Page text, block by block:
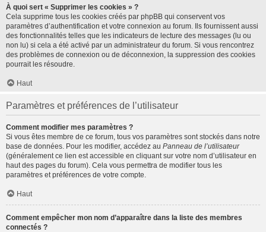
À quoi sert « Supprimer les cookies » ?
Cela supprime tous les cookies créés par phpBB qui conservent vos
paramètres d’authentification et votre connexion au forum. Ils fournissent aussi
des fonctionnalités telles que les indicateurs de lecture des messages (lu ou
non lu) si cela a été activé par un administrateur du forum. Si vous rencontrez
des problèmes de connexion ou de déconnexion, la suppression des cookies
pourrait les résoudre.
Haut
Paramètres et préférences de l’utilisateur
Comment modifier mes paramètres ?
Si vous êtes membre de ce forum, tous vos paramètres sont stockés dans notre
base de données. Pour les modifier, accédez au Panneau de l’utilisateur
(généralement ce lien est accessible en cliquant sur votre nom d’utilisateur en
haut des pages du forum). Cela vous permettra de modifier tous les
paramètres et préférences de votre compte.
Haut
Comment empêcher mon nom d’apparaître dans la liste des membres
connectés ?